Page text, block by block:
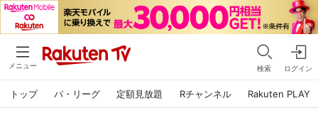
メニュー 検索 ログイン
トップ パ・リーグ 定額見放題 Rチャンネル Rakuten PLAY